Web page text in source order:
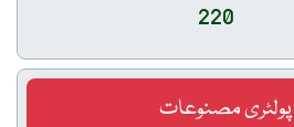
220
پولٹری مصنوعات